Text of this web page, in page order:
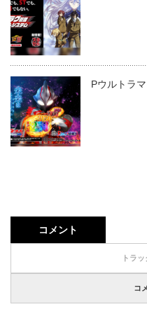
Pウルトラ
コメント
トラ
コ